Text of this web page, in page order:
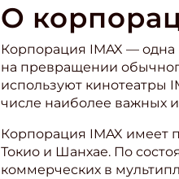
О
Корпорация IMAX —
на превращении
используют кинотеатры
числе наиболее важных
Корпорация IMAX имеет
Токио и Шанхае. По
коммерческих в